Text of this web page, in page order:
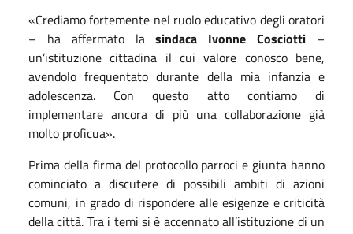
«Crediamo fortemente nel ruolo educativo degli oratori
– ha affermato lasindaca Ivonne Cosciotti –
un’istituzione cittadina il cui valore conosco bene,
avendolo frequentato durante della mia infanzia e
adolescenza. Con questo atto contiamo di
implementare ancora di più una collaborazione già
molto proficua».
Prima della firma del protocollo parroci e giunta hanno
cominciato a discutere di possibili ambiti di azioni
comuni, in grado di rispondere alle esigenze e criticità
della città. Tra i temi si è accennato all’istituzione di un